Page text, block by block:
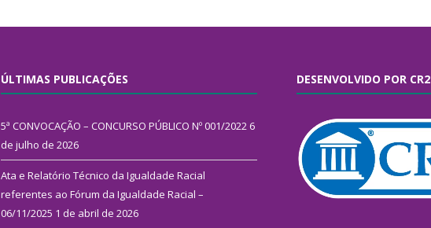
ÚLTIMAS PUBLICAÇÕES
5ª CONVOCAÇÃO – CONCURSO PÚBLICO Nº 001/2022 6
de julho de 2026
Ata e Relatório Técnico da Igualdade Racial
referentes ao Fórum da Igualdade Racial –
06/11/2025 1 de abril de 2026
DESENVOLVIDO POR CR2